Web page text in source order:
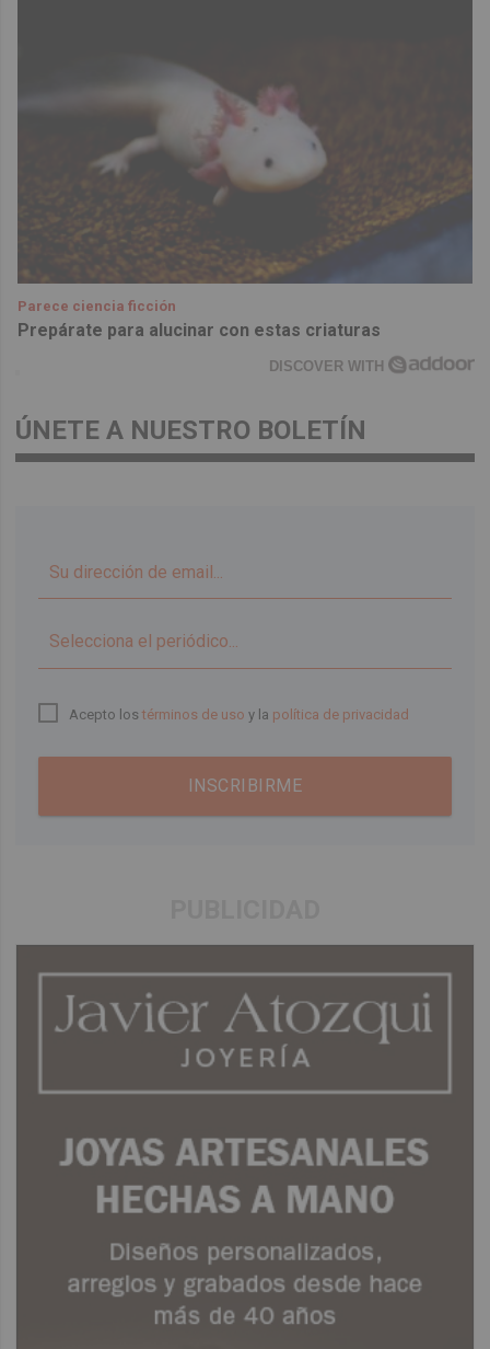
Parece ciencia ficción
Prepárate para alucinar con estas criaturas
DISCOVER WITH
ÚNETE A NUESTRO BOLETÍN
Acepto lostérminos de uso y la política de privacidad
INSCRIBIRME